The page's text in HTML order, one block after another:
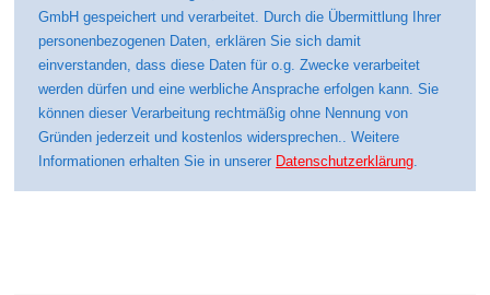
GmbH gespeichert und verarbeitet. Durch die Übermittlung Ihrer
personenbezogenen Daten, erklären Sie sich damit
einverstanden, dass diese Daten für o.g. Zwecke verarbeitet
werden dürfen und eine werbliche Ansprache erfolgen kann. Sie
können dieser Verarbeitung rechtmäßig ohne Nennung von
Gründen jederzeit und kostenlos widersprechen.. Weitere
Informationen erhalten Sie in unserer Datenschutzerklärung.